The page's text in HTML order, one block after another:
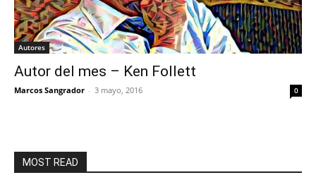
Autores
Autor del mes – Ken Follett
Marcos Sangrador - 3 mayo, 2016 0
MOST READ